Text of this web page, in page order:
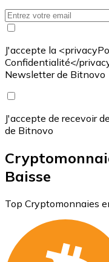
J'accepte la
Confidentialité</
Newsletter de Bitnovo
J'accepte de recevoir
de Bitnovo
Baisse
Top Cryptomonnaies